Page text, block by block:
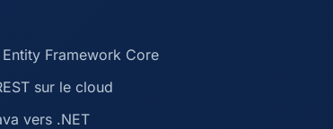
Framework Core
sur le cloud
vers .NET